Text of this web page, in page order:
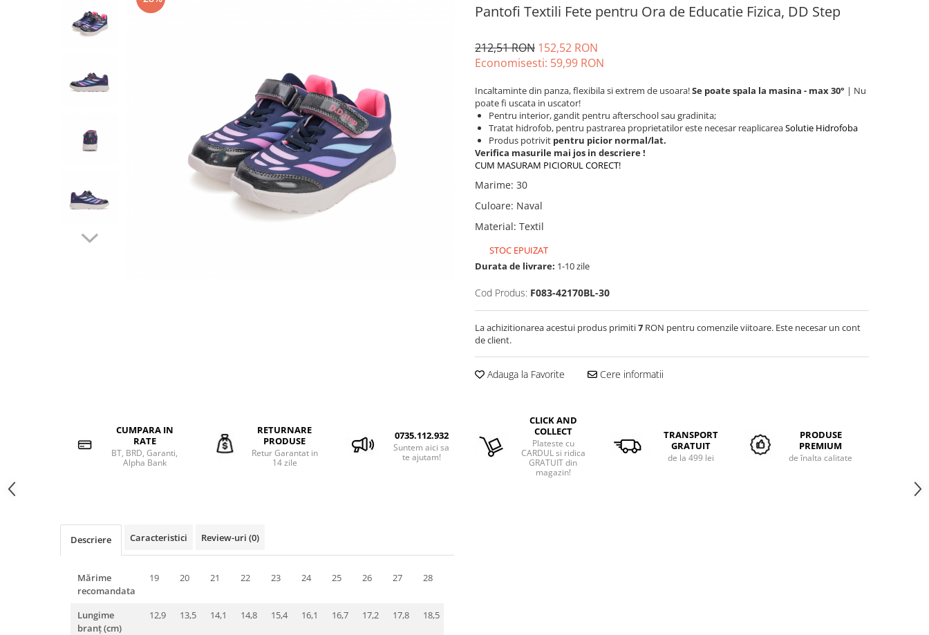
School Colection
Pantofi Textili Fete pentru Ora de Educatie Fizica, DD Step
212,51 RON 152,52 RON
Economisesti: 59,99 RON
Incaltaminte din panza, flexibila si extrem de usoara!Se poate spala la masina - max 30° | Nu
poate fi uscata in uscator!
Pentru interior, gandit pentru afterschool sau gradinita;
Tratat hidrofob, pentru pastrarea proprietatilor este necesar reaplicareaSolutie Hidrofoba
Produs potrivit pentru picior normal/lat.
Verifica masurile mai jos in descriere !
CUM MASURAM PICIORUL CORECT!
Marime: 30
Culoare: Naval
Material: Textil
STOC EPUIZAT
Durata de livrare: 1-10 zile
Cod Produs: F083-42170BL-30
La achizitionarea acestui produs primiti7 RON pentru comenzile viitoare. Este necesar un cont
de client.
Adauga la Favorite Cere informatii
CUMPARA IN
RATE
BT, BRD, Garanti,
Alpha Bank
RETURNARE
PRODUSE
Retur Garantat in
14 zile
0735.112.932
Suntem aici sa
te ajutam!
CLICK AND
COLLECT
Plateste cu
CARDUL si ridica
GRATUIT din
magazin!
TRANSPORT
GRATUIT
de la 499 lei
PRODUSE
PREMIUM
de înalta calitate
Descriere Caracteristici Review-uri (0)
Mărime
recomandata
19 20 21 22 23 24 25 26 27 28
Lungime
branț (cm)
12,9 13,5 14,1 14,8 15,4 16,1 16,7 17,2 17,8 18,5